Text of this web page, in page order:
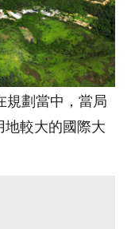
規劃當中，當局
較大的國際大